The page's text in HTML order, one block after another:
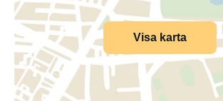
Visa karta